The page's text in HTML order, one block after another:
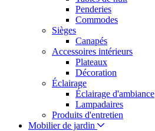
Penderies
Commodes
Sièges
Canapés
Accessoires intérieurs
Plateaux
Décoration
Éclairage
Éclairage d'ambiance
Lampadaires
Produits d'entretien
Mobilier de jardin